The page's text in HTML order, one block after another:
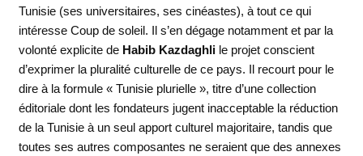
Tunisie (ses universitaires, ses cinéastes), à tout ce qui
intéresse Coup de soleil. Il s’en dégage notamment et par la
volonté explicite de Habib Kazdaghlile projet conscient
d’exprimer la pluralité culturelle de ce pays. Il recourt pour le
dire à la formule « Tunisie plurielle », titre d’une collection
éditoriale dont les fondateurs jugent inacceptable la réduction
de la Tunisie à un seul apport culturel majoritaire, tandis que
toutes ses autres composantes ne seraient que des annexes